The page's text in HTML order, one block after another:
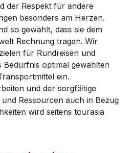
der Respekt für andere
besonders am Herzen.
so gewählt, dass sie dem
Rechnung tragen. Wir
für Rundreisen und
Bedürfnis optimal gewählten
ein.
und der sorgfältige
Ressourcen auch in Bezug
wird seitens tourasia